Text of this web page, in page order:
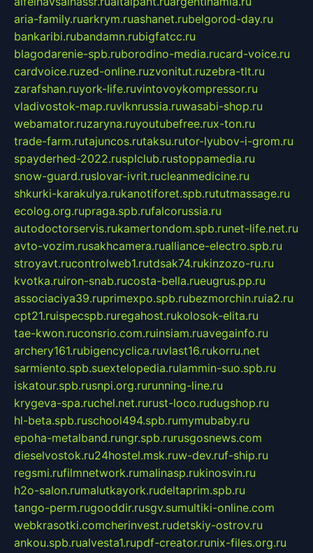
aria-family.ruarkrym.ruashanet.rubelgorod-day.ru
bankaribi.rubandamn.rubigfatcc.ru
blagodarenie-spb.ruborodino-media.rucard-voice.ru
cardvoice.ruzed-online.ruzvonitut.ruzebra-tlt.ru
zarafshan.ruyork-life.ruvintovoykompressor.ru
vladivostok-map.ruvlknrussia.ruwasabi-shop.ru
webamator.ruzaryna.ruyoutubefree.rux-ton.ru
trade-farm.rutajuncos.rutaksu.rutor-lyubov-i-grom.ru
spayderhed-2022.rusplclub.rustoppamedia.ru
snow-guard.ruslovar-ivrit.rucleanmedicine.ru
shkurki-karakulya.rukanotiforet.spb.rututmassage.ru
ecolog.org.rupraga.spb.rufalcorussia.ru
autodoctorservis.rukamertondom.spb.runet-life.net.ru
avto-vozim.rusakhcamera.rualliance-electro.spb.ru
stroyavt.rucontrolweb1.rutdsak74.rukinzozo-ru.ru
kvotka.ruiron-snab.rucosta-bella.rueugrus.pp.ru
associaciya39.ruprimexpo.spb.rubezmorchin.ruia2.ru
cpt21.ruispecspb.ruregahost.rukolosok-elita.ru
tae-kwon.ruconsrio.com.ruinsiam.ruavegainfo.ru
archery161.rubigencyclica.ruvlast16.rukorru.net
sarmiento.spb.suextelopedia.rulammin-suo.spb.ru
iskatour.spb.rusnpi.org.rurunning-line.ru
krygeva-spa.ruchel.net.rurust-loco.rudugshop.ru
hl-beta.spb.ruschool494.spb.rumymubaby.ru
epoha-metalband.rungr.spb.rurusgosnews.com
dieselvostok.ru24hostel.msk.ruw-dev.ruf-ship.ru
regsmi.rufilmnetwork.rumalinasp.rukinosvin.ru
h2o-salon.rumalutkayork.rudeltaprim.spb.ru
tango-perm.rugooddir.rusgv.sumultiki-online.com
webkrasotki.comcherinvest.rudetskiy-ostrov.ru
ankou.spb.rualvesta1.rupdf-creator.runix-files.org.ru